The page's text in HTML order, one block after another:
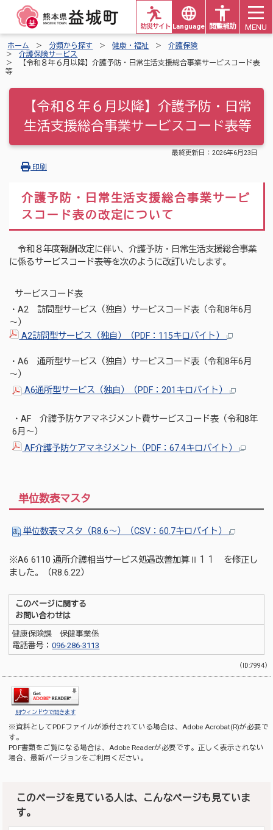
Languages 閲覧補助
防災サイト MENU
ホーム 分類から探す 健康・福祉
介護保険
介護保険サービス
【令和８年６月以降】介護予防・日常生活支援総合事業サービスコード表
等
【令和８年６月以降】介護予防・日常
生活支援総合事業サービスコード表等
最終更新日： 2026年6月23日
印刷
介護予防・日常生活支援総合事業サービ
スコード表の改定について
令和８年度報酬改定に伴い、介護予防・日常生活支援総合事業
に係るサービスコード表等を次のように改訂いたします。
サービスコード表
・A2 訪問型サービス（独自）サービスコード表（令和8年6月
～）
A2訪問型サービス（独自）（PDF：115キロバイト）
・A6 通所型サービス（独自）サービスコード表（令和8年6月
～）
A6通所型サービス（独自）（PDF：201キロバイト）
・AF 介護予防ケアマネジメント費サービスコード表（令和8年
6月～）
AF介護予防ケアマネジメント（PDF：67.4キロバイト）
単位数表マスタ
単位数表マスタ（R8.6～）（CSV：60.7キロバイト）
※A6 6110 通所介護相当サービス処遇改善加算Ⅱ１１ を修正し
ました。（R8.6.22）
このページに関する
お問い合わせは
健康保険課 保健事業係
電話番号：096-286-3113
（ID:7994）
別ウィンドウで開きます
※資料としてPDFファイルが添付されている場合は、Adobe Acrobat(R)が必要で
す。
PDF書類をご覧になる場合は、Adobe Readerが必要です。正しく表示されない
場合、最新バージョンをご利用ください。
このページを見ている人は、こんなページも見ていま
す。